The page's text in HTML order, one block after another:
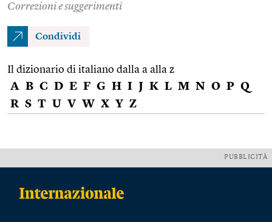
Correzioni e suggerimenti
Condividi
Il dizionario di italiano dalla a alla z
A B C D E F G H I J K L M N O P Q
R S T U V W X Y Z
PUBBLICITÀ